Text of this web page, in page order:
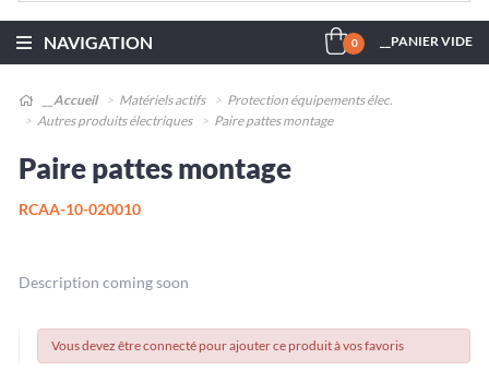
NAVIGATION 0 __PANIER VIDE
__Accueil Matériels actifs
Protection équipements élec.
Autres produits électriques
Paire pattes montage
Paire pattes montage
RCAA-10-020010
Description coming soon
Vous devez être connecté pour ajouter ce produit à vos favoris